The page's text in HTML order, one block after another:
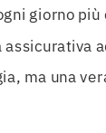
giorno più
ma una